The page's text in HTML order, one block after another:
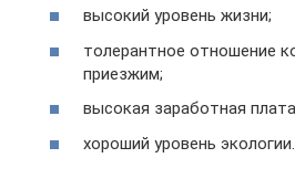
высокий уровень жизни;
толерантное отношение
приезжим;
высокая заработная
хороший уровень экологии.